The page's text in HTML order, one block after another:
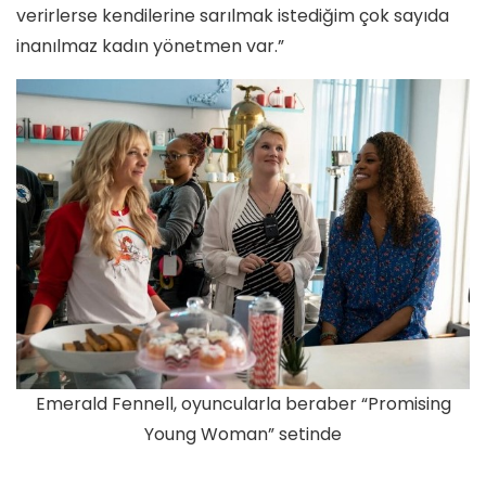
verirlerse kendilerine sarılmak istediğim çok sayıda
inanılmaz kadın yönetmen var.”
Emerald Fennell, oyuncularla beraber “Promising
Young Woman” setinde